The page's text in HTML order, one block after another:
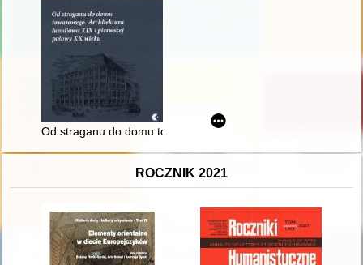
Od straganu do domu towarowego : architektura handlowa
ROCZNIK 2021